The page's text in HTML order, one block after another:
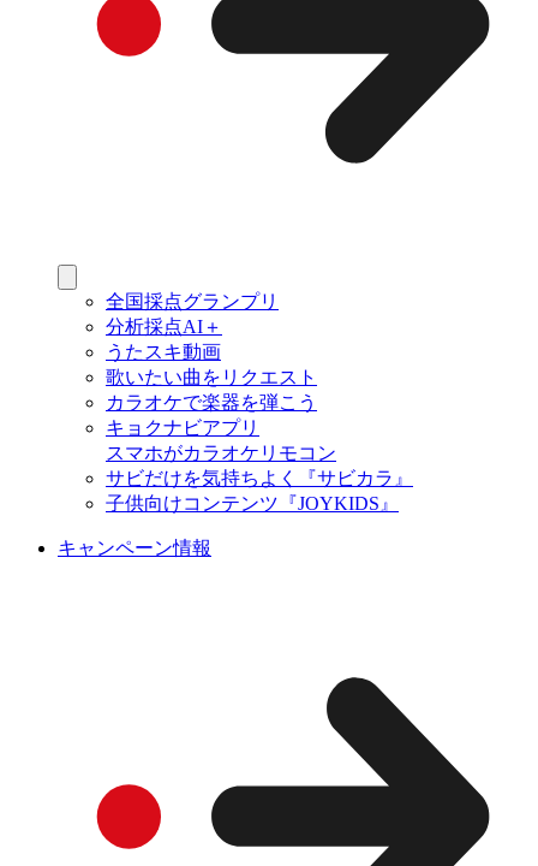
全国採点グランプリ
分析採点AI＋
うたスキ動画
歌いたい曲をリクエスト
カラオケで楽器を弾こう
キョクナビアプリ
スマホがカラオケリモコン
サビだけを気持ちよく『サビカラ』
子供向けコンテンツ『JOYKIDS』
キャンペーン情報